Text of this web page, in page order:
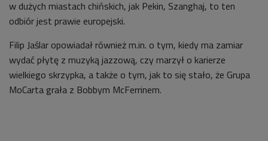
w dużych miastach chińskich, jak Pekin, Szanghaj, to ten
odbiór jest prawie europejski.
Filip Jaślar opowiadał również m.in. o tym, kiedy ma zamiar
wydać płytę z muzyką jazzową, czy marzył o karierze
wielkiego skrzypka, a także o tym, jak to się stało, że Grupa
MoCarta grała z Bobbym McFerrinem.